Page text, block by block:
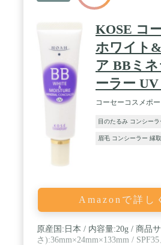
KOSE コ
ホワイト
ア BBミ
ーラー UV
コーセーコスメポー
目のたるみ コンシーラ
眉毛 コンシーラー 縁
Amazonで詳し
原産国:日本 / 内容量:20g / 商品
さ):36mm×24mm×133mm /